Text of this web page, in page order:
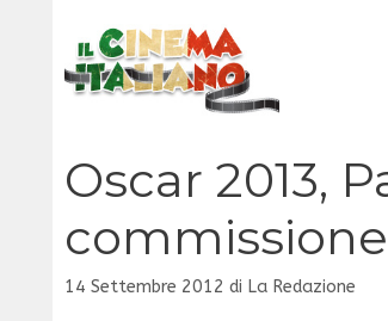
contenuto
Oscar 2013,
14 Settembre 2012 di La Redazione